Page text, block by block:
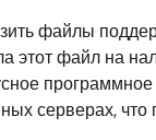
файлы
этот файл на
серверах, что